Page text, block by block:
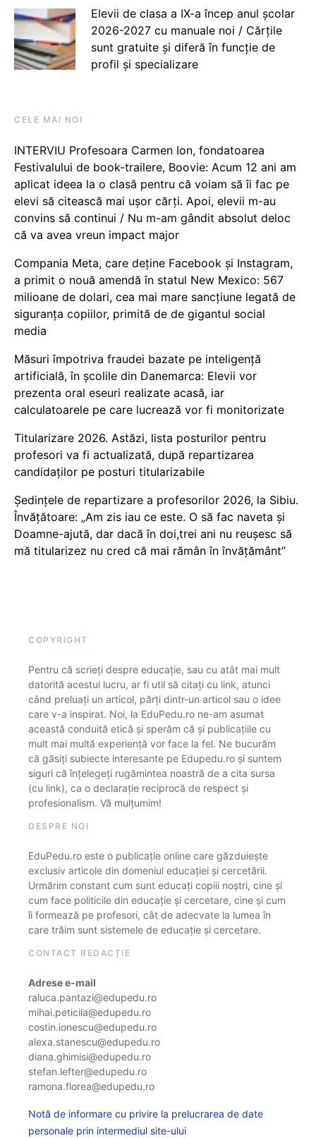
Elevii de clasa a IX-a încep anul școlar
2026-2027 cu manuale noi / Cărțile
sunt gratuite și diferă în funcție de
profil și specializare
CELE MAI NOI
INTERVIU Profesoara Carmen Ion, fondatoarea
Festivalului de book-trailere, Boovie: Acum 12 ani am
aplicat ideea la o clasă pentru că voiam să îi fac pe
elevi să citească mai ușor cărți. Apoi, elevii m-au
convins să continui / Nu m-am gândit absolut deloc
că va avea vreun impact major
Compania Meta, care deține Facebook și Instagram,
a primit o nouă amendă în statul New Mexico: 567
milioane de dolari, cea mai mare sancțiune legată de
siguranța copiilor, primită de de gigantul social
media
Măsuri împotriva fraudei bazate pe inteligență
artificială, în școlile din Danemarca: Elevii vor
prezenta oral eseuri realizate acasă, iar
calculatoarele pe care lucrează vor fi monitorizate
Titularizare 2026. Astăzi, lista posturilor pentru
profesori va fi actualizată, după repartizarea
candidaților pe posturi titularizabile
Ședințele de repartizare a profesorilor 2026, la Sibiu.
Învățătoare: „Am zis iau ce este. O să fac naveta și
Doamne-ajută, dar dacă în doi,trei ani nu reușesc să
mă titularizez nu cred că mai rămân în învățământ”
COPYRIGHT
Pentru că scrieți despre educație, sau cu atât mai mult
datorită acestui lucru, ar fi util să citați cu link, atunci
când preluați un articol, părți dintr-un articol sau o idee
care v-a inspirat. Noi, la EduPedu.ro ne-am asumat
această conduită etică și sperăm că și publicațiile cu
mult mai multă experiență vor face la fel. Ne bucurăm
că găsiți subiecte interesante pe Edupedu.ro și suntem
siguri că înțelegeți rugămintea noastră de a cita sursa
(cu link), ca o declarație reciprocă de respect și
profesionalism. Vă mulțumim!
DESPRE NOI
EduPedu.ro este o publicație online care găzduiește
exclusiv articole din domeniul educației și cercetării.
Urmărim constant cum sunt educați copiii noștri, cine și
cum face politicile din educație și cercetare, cine și cum
îi formează pe profesori, cât de adecvate la lumea în
care trăim sunt sistemele de educație și cercetare.
CONTACT REDACȚIE
Adrese e-mail
raluca.pantazi@edupedu.ro
mihai.peticila@edupedu.ro
costin.ionescu@edupedu.ro
alexa.stanescu@edupedu.ro
diana.ghimisi@edupedu.ro
stefan.lefter@edupedu.ro
ramona.florea@edupedu.ro
Notă de informare cu privire la prelucrarea de date
personale prin intermediul site-ului